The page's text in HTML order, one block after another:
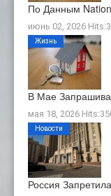
По Данным
июнь 02, 2026
В Мае
мая 18, 2026
Жизнь
Россия
Новости